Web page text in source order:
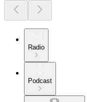
Radio
Podcast